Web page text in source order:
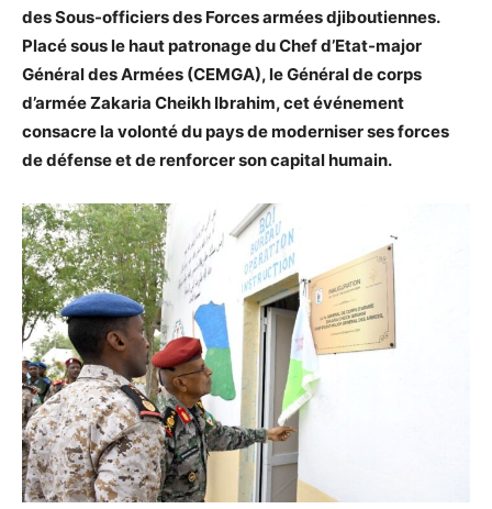
des Sous-officiers des Forces armées djiboutiennes.
Placé sous le haut patronage du Chef d’Etat-major
Général des Armées (CEMGA), le Général de corps
d’armée Zakaria Cheikh Ibrahim, cet événement
consacre la volonté du pays de moderniser ses forces
de défense et de renforcer son capital humain.